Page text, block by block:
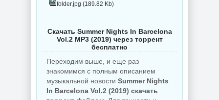
folder.jpg (189.82 Kb)
Скачать Summer Nights In Barcelona
Vol.2 MP3 (2019) через торрент
бесплатно
Переходим выше, и еще раз
знакомимся с полным описанием
музыкальной новости Summer Nights
In Barcelona Vol.2 (2019) скачать